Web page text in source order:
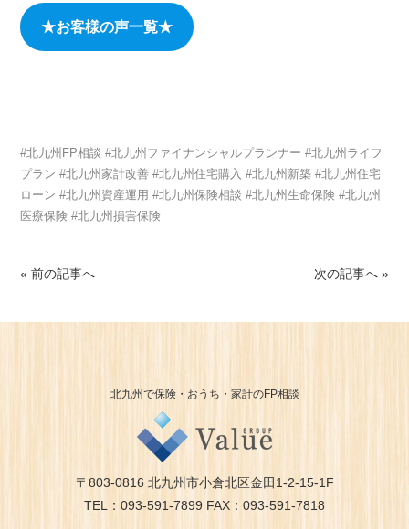
★お客様の声一覧★
#北九州FP相談 #北九州ファイナンシャルプランナー #北九州ライフ
プラン #北九州家計改善 #北九州住宅購入 #北九州新築 #北九州住宅
ローン #北九州資産運用 #北九州保険相談 #北九州生命保険 #北九州
医療保険 #北九州損害保険
« 前の記事へ 次の記事へ »
北九州で保険・おうち・家計のFP相談
〒803-0816 北九州市小倉北区金田1-2-15-1F
TEL：093-591-7899 FAX：093-591-7818